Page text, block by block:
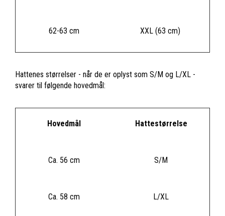
62-63 cm XXL (63 cm)
Hattenes størrelser - når de er oplyst som S/M og L/XL -
svarer til følgende hovedmål:
Hovedmål Hattestørrelse
Ca. 56 cm S/M
Ca. 58 cm L/XL